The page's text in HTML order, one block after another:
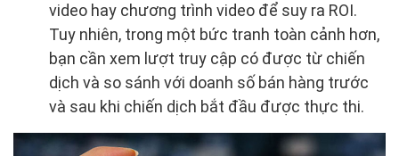
video hay chương trình video để suy ra ROI.
Tuy nhiên, trong một bức tranh toàn cảnh hơn,
bạn cần xem lượt truy cập có được từ chiến
dịch và so sánh với doanh số bán hàng trước
và sau khi chiến dịch bắt đầu được thực thi.